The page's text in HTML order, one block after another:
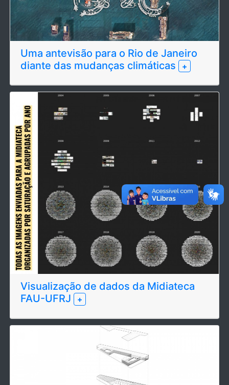
Uma antevisão para o Rio de Janeiro
diante das mudanças climáticas
+
Visualização de dados da Midiateca
FAU-UFRJ
+